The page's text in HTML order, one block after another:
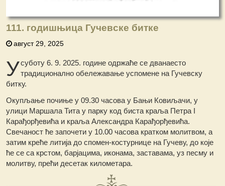
111. годишњица Гучевске битке
август 29, 2025
Усуботу 6. 9. 2025. године одржаће се дванаесто
традиционално обележавање успомене на Гучевску
битку.
Окупљање почиње у 09.30 часова у Бањи Ковиљачи, у
улици Маршала Тита у парку код биста краљa Петра I
Карађорђевића и краља Александра Карађорђевића.
Свечаност ће започети у 10.00 часова кратком молитвом, а
затим креће литија до спомен-костурнице на Гучеву, до које
ће се са крстом, барјацима, иконама, заставама, уз песму и
молитву, прећи десетак километара.